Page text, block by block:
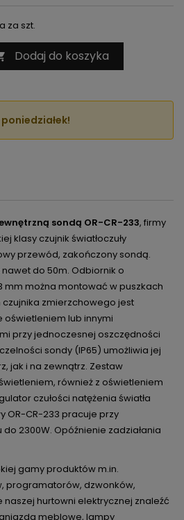
za szt.
Dodaj do koszyka
sondą OR-CR-233, firmy
klasy czujnik światłoczuły
przewód, zakończony sondą.
do 50m. Odbiornik o
mm można montować w puszkach
zmierzchowego jest
lub innymi
przy jednoczesnej oszczędności
sondy (IP65) umożliwia jej
jak i na zewnątrz. Zestaw
również z oświetleniem
czułości natężenia światła
OR-CR-233 pracuje przy
2300W. Opóźnienie zadziałania
gamy produktów m.in.
programatorów, dzwonków,
hurtowni elektrycznej znaleźć
meblowe, lampy